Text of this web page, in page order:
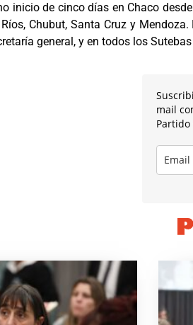
inicio de cinco días en Chaco
Chubut, Santa Cruz y
general, y en todos los
mail